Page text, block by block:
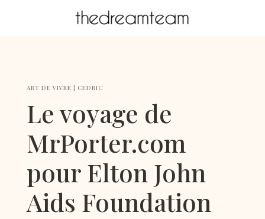
ART DE VIVRE | CEDRIC
Le voyage de
MrPorter.com
pour Elton John
Aids Foundation